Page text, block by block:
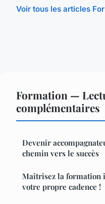
Voir tous les articles
Formation —
complémentaires
Devenir
chemin vers le succès
Maîtrisez la formation
votre propre cadence !